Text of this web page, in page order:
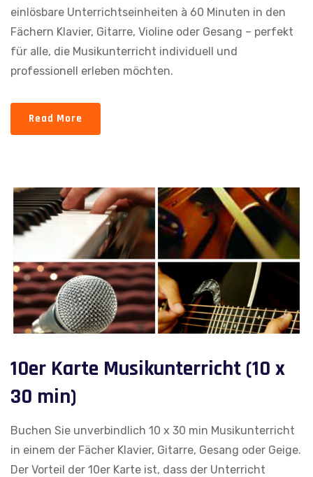
einlösbare Unterrichtseinheiten à 60 Minuten in den
Fächern Klavier, Gitarre, Violine oder Gesang – perfekt
für alle, die Musikunterricht individuell und
professionell erleben möchten.
Read More
10er Karte Musikunterricht (10 x
30 min)
Buchen Sie unverbindlich 10 x 30 min Musikunterricht
in einem der Fächer Klavier, Gitarre, Gesang oder Geige.
Der Vorteil der 10er Karte ist, dass der Unterricht